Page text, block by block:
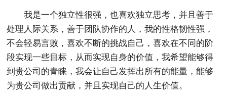
我是一个独立性很强，也喜欢独立思考，并且善于
处理人际关系，善于团队协作的人，我的性格韧性强，
不会轻易言败，喜欢不断的挑战自己，喜欢在不同的阶
段实现一些目标，从而实现自身的价值，我希望能够得
到贵公司的青睐，我会让自己发挥出所有的能量，能够
为贵公司做出贡献，并且实现自己的人生价值。